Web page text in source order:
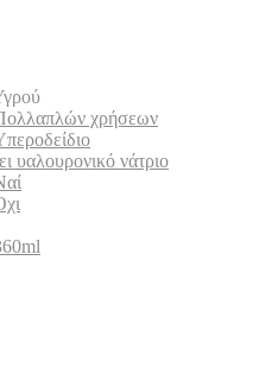
χρήσεων
υαλουρονικό νάτριο